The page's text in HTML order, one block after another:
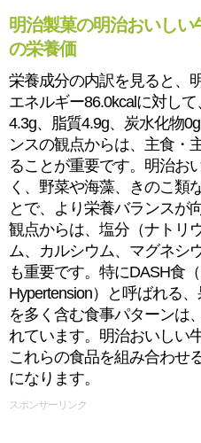
明治製菓の明治おいし
の栄養価
栄養成分の内訳を見ると、
エネルギー86.0kcalに対し
4.3g、脂質4.9g、炭水化物
ンスの観点からは、主食・
ることが重要です。明治お
く、野菜や海藻、きのこ類
とで、より栄養バランスが
観点からは、塩分（ナトリ
ム、カルシウム、マグネシ
も重要です。特にDASH食
Hypertension）と呼ばれる
を多く含む食事パターンは
れています。明治おいしい
これらの食品を組み合わせ
になります。
スポンサーリンク